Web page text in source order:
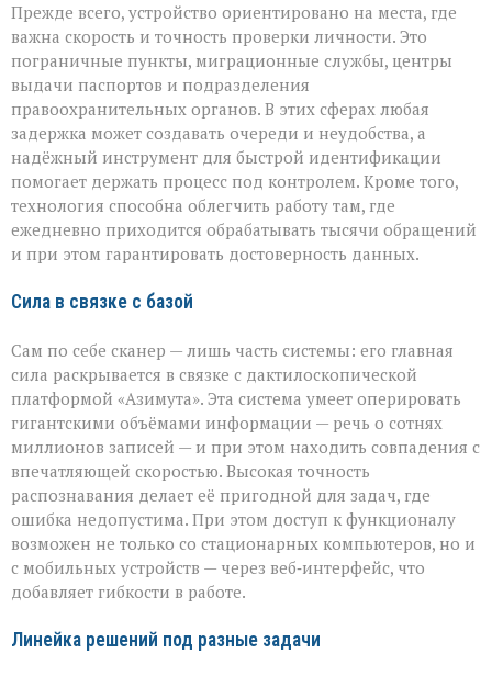
Прежде всего, устройство ориентировано на места, где
важна скорость и точность проверки личности. Это
пограничные пункты, миграционные службы, центры
выдачи паспортов и подразделения
правоохранительных органов. В этих сферах любая
задержка может создавать очереди и неудобства, а
надёжный инструмент для быстрой идентификации
помогает держать процесс под контролем. Кроме того,
технология способна облегчить работу там, где
ежедневно приходится обрабатывать тысячи обращений
и при этом гарантировать достоверность данных.
Сила в связке с базой
Сам по себе сканер — лишь часть системы: его главная
сила раскрывается в связке с дактилоскопической
платформой «Азимута». Эта система умеет оперировать
гигантскими объёмами информации — речь о сотнях
миллионов записей — и при этом находить совпадения с
впечатляющей скоростью. Высокая точность
распознавания делает её пригодной для задач, где
ошибка недопустима. При этом доступ к функционалу
возможен не только со стационарных компьютеров, но и
с мобильных устройств — через веб‑интерфейс, что
добавляет гибкости в работе.
Линейка решений под разные задачи